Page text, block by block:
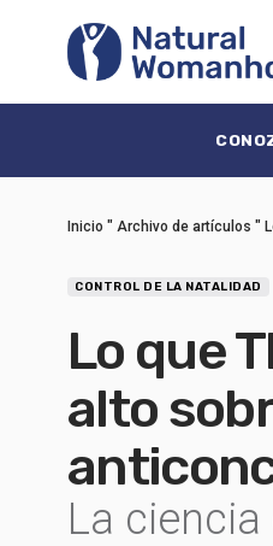
Inicio " Archivo de artículos "
CONTROL DE LA NATALIDAD
Lo que
alto
La